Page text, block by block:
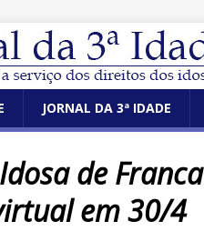
JORNAL DA 3ª IDADE
de Franca
em 30/4